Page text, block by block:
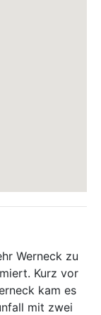
Werneck zu
Kurz vor
kam es
mit zwei